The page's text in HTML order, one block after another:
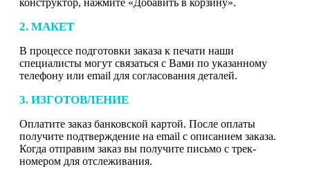
2. МАКЕТ
В процессе подготовки заказа к печати наши
специалисты могут связаться с Вами по указанному
телефону или email для согласования деталей.
3. ИЗГОТОВЛЕНИЕ
Оплатите заказ банковской картой. После оплаты
получите подтверждение на email с описанием заказа.
Когда отправим заказ вы получите письмо с трек-
номером для отслеживания.